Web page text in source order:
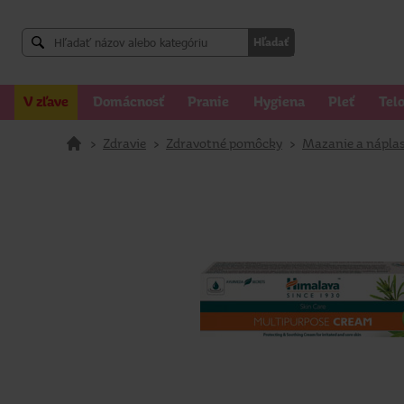
Hľadať
V zľave Domácnosť Pranie Hygiena Pleť Telo
> Zdravie > Zdravotné pomôcky > Mazanie a